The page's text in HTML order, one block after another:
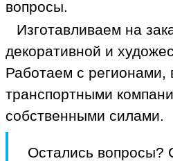
вопросы.
Изготавливаем на
декоративной и
Работаем с регионами,
транспортными
собственными силами.
Остались вопросы?